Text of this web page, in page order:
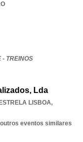
- TREINOS
Lda
ESTRELA LISBOA,
eventos similares